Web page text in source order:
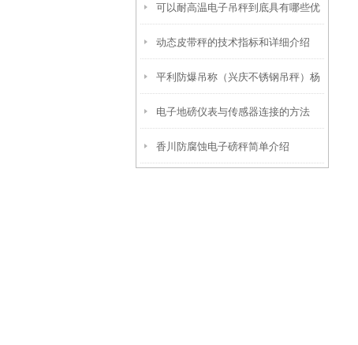
可以耐高温电子吊秤到底具有哪些优
势呢？
动态皮带秤的技术指标和详细介绍
平利防爆吊称（兴庆不锈钢吊秤）杨
陵防水吊秤）宁陕隔爆吊称维修
电子地磅仪表与传感器连接的方法
香川防腐蚀电子磅秤简单介绍